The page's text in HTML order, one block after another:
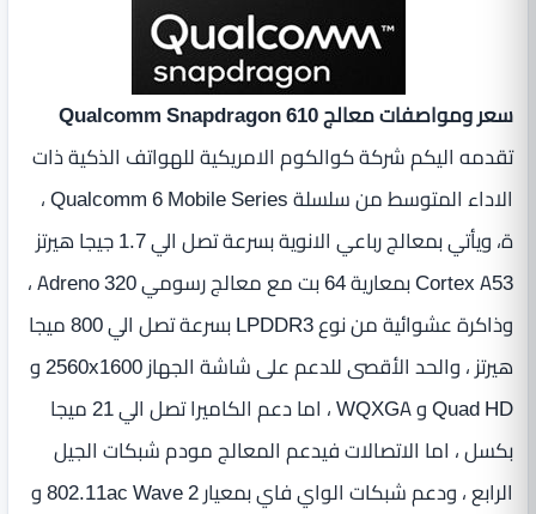
سعر ومواصفات معالج Qualcomm Snapdragon 610
تقدمه اليكم شركة كوالكوم الامريكية للهواتف الذكية ذات
الاداء المتوسط من سلسلة Qualcomm 6 Mobile Series ،
ة، ويأتي بمعالج رباعي الانوية بسرعة تصل الي 1.7 جيجا هيرتز
Cortex A53 بمعارية 64 بت مع معالج رسومي Adreno 320 ،
وذاكرة عشوائية من نوع LPDDR3 بسرعة تصل الي 800 ميجا
هيرتز ، والحد الأقصى للدعم على شاشة الجهاز 2560x1600 و
Quad HD و WQXGA ، اما دعم الكاميرا تصل الي 21 ميجا
بكسل ، اما الاتصالات فيدعم المعالج مودم شبكات الجيل
الرابع ، ودعم شبكات الواي فاي بمعيار 802.11ac Wave 2 و